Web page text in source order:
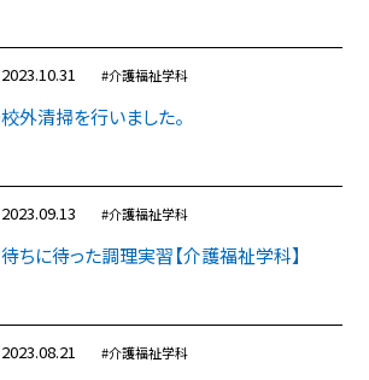
2023.10.31 #介護福祉学科
校外清掃を行いました。
2023.09.13 #介護福祉学科
待ちに待った調理実習【介護福祉学科】
2023.08.21 #介護福祉学科